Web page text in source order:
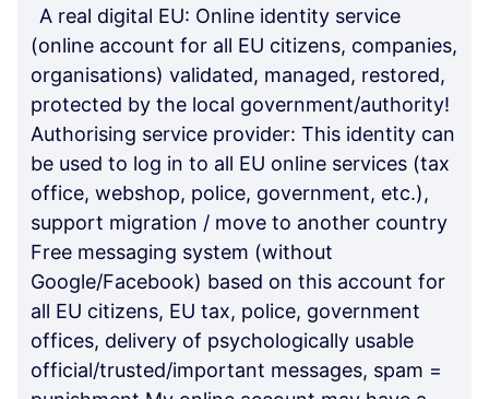
A real digital EU: Online identity service
(online account for all EU citizens, companies,
organisations) validated, managed, restored,
protected by the local government/authority!
Authorising service provider: This identity can
be used to log in to all EU online services (tax
office, webshop, police, government, etc.),
support migration / move to another country
Free messaging system (without
Google/Facebook) based on this account for
all EU citizens, EU tax, police, government
offices, delivery of psychologically usable
official/trusted/important messages, spam =